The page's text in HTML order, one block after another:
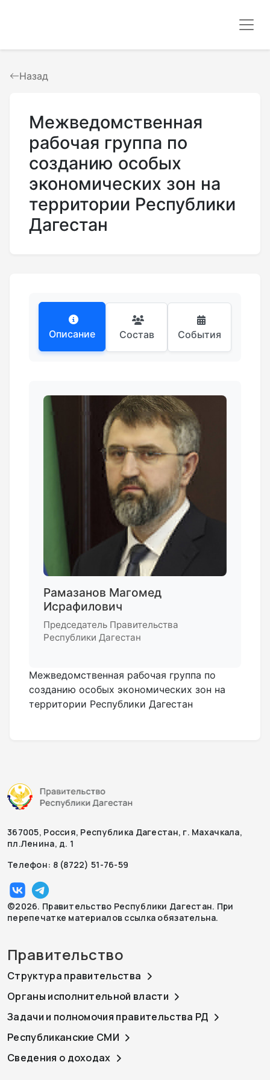
Назад
Межведомственная
рабочая группа по
созданию особых
экономических зон на
территории Республики
Дагестан
Описание Состав События
Рамазанов Магомед
Исрафилович
Председатель Правительства
Республики Дагестан
Межведомственная рабочая группа по
созданию особых экономических зон на
территории Республики Дагестан
367005, Россия, Республика Дагестан, г. Махачкала,
пл.Ленина, д. 1
Телефон: 8 (8722) 51-76-59
©2026. Правительство Республики Дагестан. При
перепечатке материалов ссылка обязательна.
Правительство
Структура правительства
Органы исполнительной власти
Задачи и полномочия правительства РД
Республиканские СМИ
Сведения о доходах